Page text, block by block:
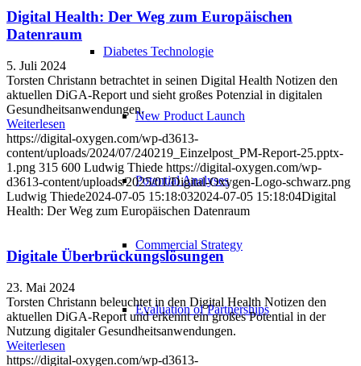
Diabetes Technologie
New Product Launch
Potential Analyses
Commercial Strategy
Evaluation of Partnerships
Digital Health: Der Weg zum Europäischen
Datenraum
5. Juli 2024
Torsten Christann betrachtet in seinen Digital Health Notizen den
aktuellen DiGA-Report und sieht großes Potenzial in digitalen
Gesundheitsanwendungen.
Weiterlesen
https://digital-oxygen.com/wp-d3613-
content/uploads/2024/07/240219_Einzelpost_PM-Report-25.pptx-
1.png 315 600 Ludwig Thiede https://digital-oxygen.com/wp-
d3613-content/uploads/2025/01/Digital-Oxygen-Logo-schwarz.png
Ludwig Thiede2024-07-05 15:18:032024-07-05 15:18:04Digital
Health: Der Weg zum Europäischen Datenraum
Digitale Überbrückungslösungen
23. Mai 2024
Torsten Christann beleuchtet in den Digital Health Notizen den
aktuellen DiGA-Report und erkennt ein großes Potential in der
Nutzung digitaler Gesundheitsanwendungen.
Weiterlesen
https://digital-oxygen.com/wp-d3613-